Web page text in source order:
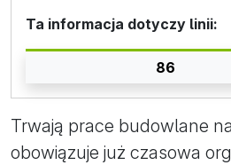
Ta informacja dotyczy linii:
86
Trwają prace budowlane
obowiązuje już czasowa